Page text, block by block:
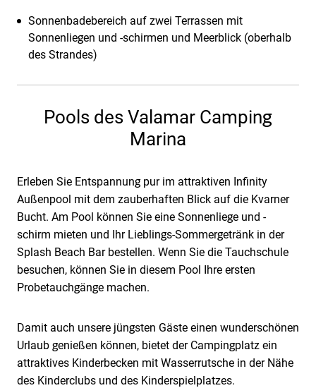
Sonnenbadebereich auf zwei Terrassen mit
Sonnenliegen und -schirmen und Meerblick (oberhalb
des Strandes)
Pools des Valamar Camping
Marina
Erleben Sie Entspannung pur im attraktiven Infinity
Außenpool mit dem zauberhaften Blick auf die Kvarner
Bucht. Am Pool können Sie eine Sonnenliege und -
schirm mieten und Ihr Lieblings-Sommergetränk in der
Splash Beach Bar bestellen. Wenn Sie die Tauchschule
besuchen, können Sie in diesem Pool Ihre ersten
Probetauchgänge machen.
Damit auch unsere jüngsten Gäste einen wunderschönen
Urlaub genießen können, bietet der Campingplatz ein
attraktives Kinderbecken mit Wasserrutsche in der Nähe
des Kinderclubs und des Kinderspielplatzes.